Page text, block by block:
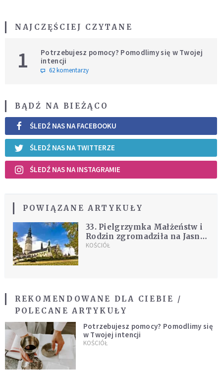
NAJCZĘŚCIEJ CZYTANE
1
Potrzebujesz pomocy? Pomodlimy się w Twojej
intencji
62 komentarzy
BĄDŹ NA BIEŻĄCO
ŚLEDŹ NAS NA FACEBOOKU
ŚLEDŹ NAS NA TWITTERZE
ŚLEDŹ NAS NA INSTAGRAMIE
POWIĄZANE ARTYKUŁY
33. Pielgrzymka Małżeństw i
Rodzin zgromadziła na Jasnej
Górze 5 tys. osób
KOŚCIÓŁ
REKOMENDOWANE DLA CIEBIE /
POLECANE ARTYKUŁY
Potrzebujesz pomocy? Pomodlimy się
w Twojej intencji
KOŚCIÓŁ